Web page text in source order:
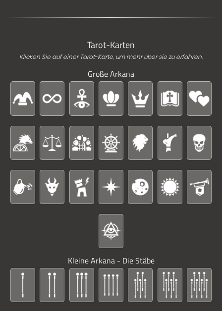
Tarot-Karten
Klicken Sie auf einer Tarot-Karte, um mehr über sie zu erfahren.
Große Arkana
Kleine Arkana - Die Stäbe